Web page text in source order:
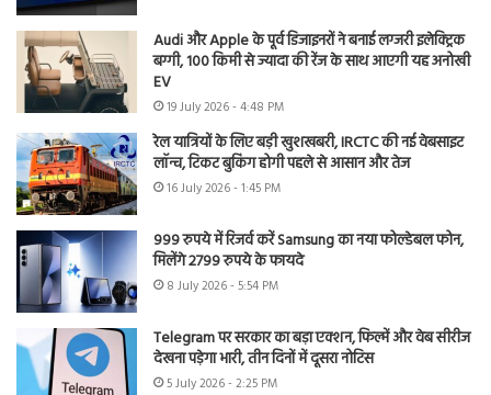
Audi और Apple के पूर्व डिजाइनरों ने बनाई लग्जरी इलेक्ट्रिक
बग्गी, 100 किमी से ज्यादा की रेंज के साथ आएगी यह अनोखी
EV
19 July 2026 - 4:48 PM
रेल यात्रियों के लिए बड़ी खुशखबरी, IRCTC की नई वेबसाइट
लॉन्च, टिकट बुकिंग होगी पहले से आसान और तेज
16 July 2026 - 1:45 PM
999 रुपये में रिजर्व करें Samsung का नया फोल्डेबल फोन,
मिलेंगे 2799 रुपये के फायदे
8 July 2026 - 5:54 PM
Telegram पर सरकार का बड़ा एक्शन, फिल्में और वेब सीरीज
देखना पड़ेगा भारी, तीन दिनों में दूसरा नोटिस
5 July 2026 - 2:25 PM